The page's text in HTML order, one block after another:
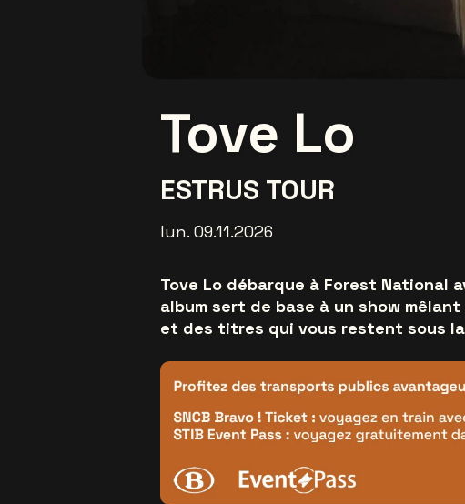
Tove Lo
ESTRUS TOUR
lun. 09.11.2026
Tove Lo débarque à Forest National
album sert de base à un show
et des titres qui vous restent sous